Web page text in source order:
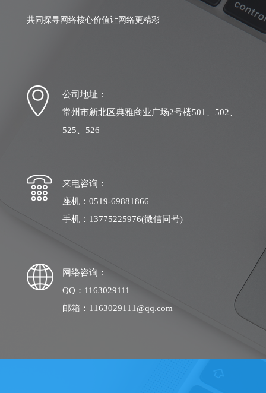
共同探寻网络核心价值让网络更精彩
公司地址：
常州市新北区典雅商业广场2号楼501、502、
525、526
来电咨询：
座机：0519-69881866
手机：13775225976(微信同号)
网络咨询：
QQ：1163029111
邮箱：1163029111@qq.com